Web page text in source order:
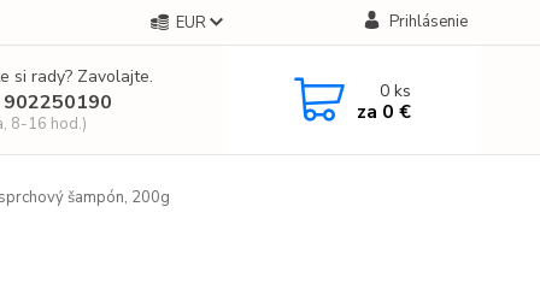
EUR Prihlásenie
si rady? Zavolajte.
8-16 hod.)
0ks
za 0 €
šampón, 200g